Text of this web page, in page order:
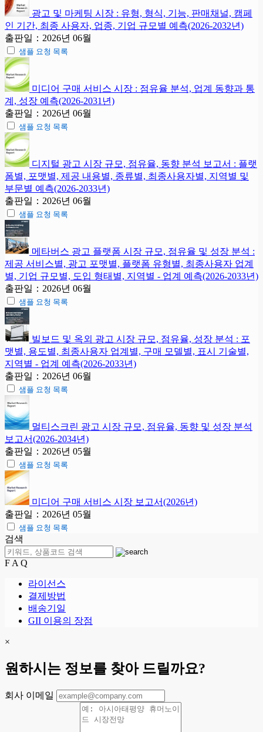
광고 및 마케팅 시장 : 유형, 형식, 기능, 판매채널, 캠페
인 기간, 최종 사용자, 업종, 기업 규모별 예측(2026-2032년)
출판일：2026년 06월
샘플 요청 목록
미디어 구매 서비스 시장 : 점유율 분석, 업계 동향과 통
계, 성장 예측(2026-2031년)
출판일：2026년 06월
샘플 요청 목록
디지털 광고 시장 규모, 점유율, 동향 분석 보고서 : 플랫
폼별, 포맷별, 제공 내용별, 종류별, 최종사용자별, 지역별 및
부문별 예측(2026-2033년)
출판일：2026년 06월
샘플 요청 목록
메타버스 광고 플랫폼 시장 규모, 점유율 및 성장 분석 :
제공 서비스별, 광고 포맷별, 플랫폼 유형별, 최종사용자 업계
별, 기업 규모별, 도입 형태별, 지역별 - 업계 예측(2026-2033년)
출판일：2026년 06월
샘플 요청 목록
빌보드 및 옥외 광고 시장 규모, 점유율, 성장 분석 : 포
맷별, 용도별, 최종사용자 업계별, 구매 모델별, 표시 기술별,
지역별 - 업계 예측(2026-2033년)
출판일：2026년 06월
샘플 요청 목록
멀티스크린 광고 시장 규모, 점유율, 동향 및 성장 분석
보고서(2026-2034년)
출판일：2026년 05월
샘플 요청 목록
미디어 구매 서비스 시장 보고서(2026년)
출판일：2026년 05월
샘플 요청 목록
검색
F A Q
라이선스
결제방법
배송기일
GII 이용의 장점
×
원하시는 정보를 찾아 드릴까요?
회사 이메일